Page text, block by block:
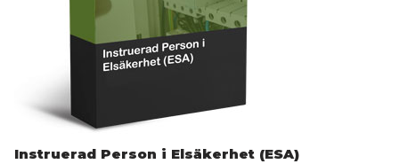
Instruerad Person i Elsäkerhet (ESA)